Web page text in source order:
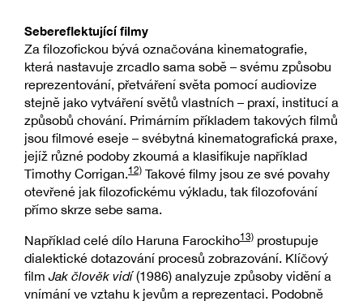
Sebereflektující filmy
Za filozofickou bývá označována kinematografie,
která nastavuje zrcadlo sama sobě – svému způsobu
reprezentování, přetváření světa pomocí audiovize
stejně jako vytváření světů vlastních – praxí, institucí a
způsobů chování. Primárním příkladem takových filmů
jsou filmové eseje – svébytná kinematografická praxe,
jejíž různé podoby zkoumá a klasifikuje například
Timothy Corrigan.12) Takové filmy jsou ze své povahy
otevřené jak filozofickému výkladu, tak filozofování
přímo skrze sebe sama.
Například celé dílo Haruna Farockiho13) prostupuje
dialektické dotazování procesů zobrazování. Klíčový
filmJak člověk vidí(1986) analyzuje způsoby vidění a
vnímání ve vztahu k jevům a reprezentaci. Podobně